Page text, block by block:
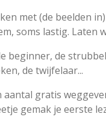
met (de beelden
soms lastig. Laten
beginner, de
de twijfelaar...
aantal gratis
gemak je eerste